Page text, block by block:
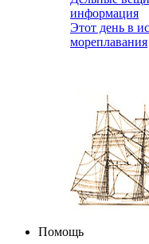
информация
Этот день в
мореплавания
Помощь